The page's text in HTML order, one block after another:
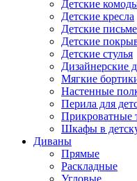
Детские
Детские кресла
Детские
Детские
Детские стулья
Дизайнерские
Мягкие
Настенные
Перила для
Прикроватные
Шкафы в
Диваны
Прямые
Раскладные
Угловые